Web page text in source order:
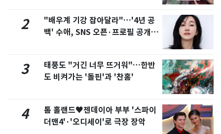
2
"배우계 기강 잡아달라"…'4년 공
백' 수애, SNS 오픈·프로필 공개
3
태풍도 "거긴 너무 뜨거워"…한반
도 비켜가는 '돌핀'과 '찬홈'
4
톰 홀랜드♥젠데이아 부부 '스파이
더맨4'·'오디세이'로 극장 장악